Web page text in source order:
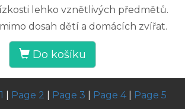
lehko vznětlivých předmětů.
dosah dětí a domácích zvířat.
Do košíku
Page 2 Page 3 Page 4| Page 5